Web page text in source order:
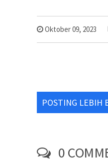
Oktober 09, 2023
POSTING LEBIH
0